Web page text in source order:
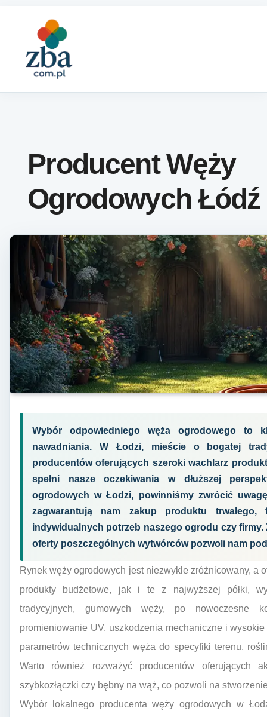
Producent Węży
Ogrodowych Łódź
Wybór odpowiedniego węża ogrodowego to
nawadniania. W Łodzi, mieście o bogatej
producentów oferujących szeroki wachlarz
spełni nasze oczekiwania w dłuższej
ogrodowych w Łodzi, powinniśmy zwrócić
zagwarantują nam zakup produktu
indywidualnych potrzeb naszego ogrodu czy
oferty poszczególnych wytwórców pozwoli nam
Rynek węży ogrodowych jest niezwykle zróżnicowany, a
produkty budżetowe, jak i te z najwyższej półki,
tradycyjnych, gumowych węży, po nowoczesne
promieniowanie UV, uszkodzenia mechaniczne i
parametrów technicznych węża do specyfiki terenu,
Warto również rozważyć producentów oferujących
szybkozłączki czy bębny na wąż, co pozwoli na
Wybór lokalnego producenta węży ogrodowych w